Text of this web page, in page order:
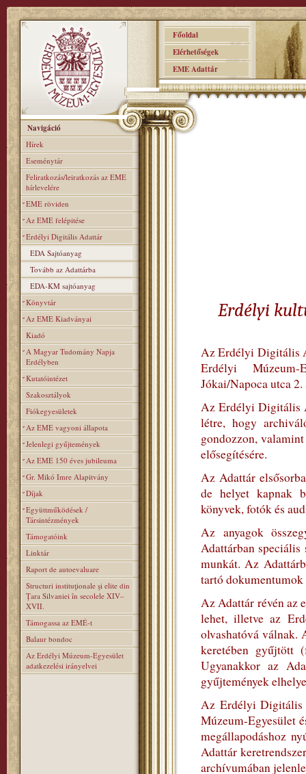
Főoldal
Elérhetőségek
EME Adattár
Navigáció
Hírek
Eseménytár
Feliratkozás/leiratkozás az EME
hírlevelére
EME röviden
Az EME felépitése
Erdélyi Digitális Adattár
EDA Sajtóanyag
Tovább az Adattárba
EDA-KM sajtóanyag
Könyvtár
Az EME Kiadványai
Kiadó
A Magyar Tudomány Napja
Erdélyben
Kutatóintézet
Szakosztályok
Fiókegyesületek
Az EME vagyoni állapota
Jelenlegi gyűjtemények
Az EME 150 éves jubileuma
Gr. Mikó Imre Alapitvány
Díjak
Együttműködések /
Társintézmények
Támogatóink
Linktár
Raport de autoevaluare
Structuri instituţionale şi elite din
Ţara Silvaniei în secolele XIV–
XVII.
Támogassa az EMÉ-t
Balaur bondoc
Az Erdélyi Múzeum-Egyesület
adatkezelési irányelvei
Erdélyi
Az Erdélyi Digitális
Erdélyi
Jókai/Napoca utca 2.
Az Erdélyi Digitális
létre, hogy
gondozzon,
elősegítésére.
Az Adattár
de helyet kapnak
könyvek, fotók és
Az anyagok
Adattárban
munkát. Az
tartó
Az Adattár révén az
lehet, illetve az
olvashatóvá válnak.
keretében gyűjtött
Ugyanakkor az
gyűjtemények
Az Erdélyi Digitális
Múzeum-Egyesület
megállapodáshoz
Adattár
archívumában